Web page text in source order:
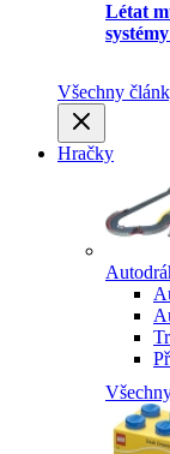
Létat
Všechny
Hračky